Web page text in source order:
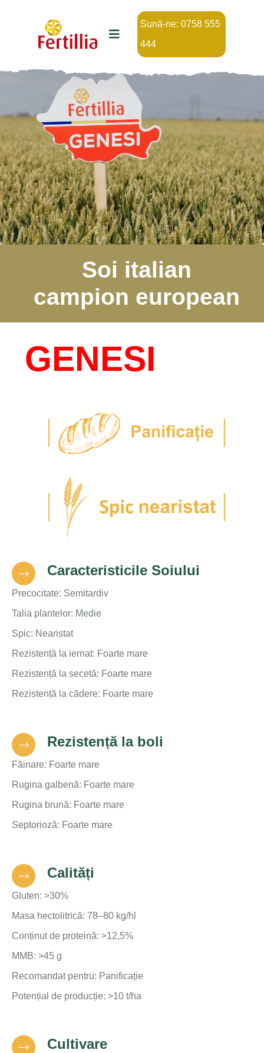
Sună-ne: 0758 555
444
Soi italian
campion european
GENESI
Caracteristicile Soiului
Precocitate: Semitardiv
Talia plantelor: Medie
Spic: Nearistat
Rezistență la iernat: Foarte mare
Rezistență la secetă: Foarte mare
Rezistență la cădere: Foarte mare
Rezistență la boli
Făinare: Foarte mare
Rugina galbenă: Foarte mare
Rugina brună: Foarte mare
Septorioză: Foarte mare
Calități
Gluten: >30%
Masa hectolitrică: 78–80 kg/hl
Conținut de proteină: >12,5%
MMB: >45 g
Recomandat pentru: Panificație
Potențial de producție: >10 t/ha
Cultivare